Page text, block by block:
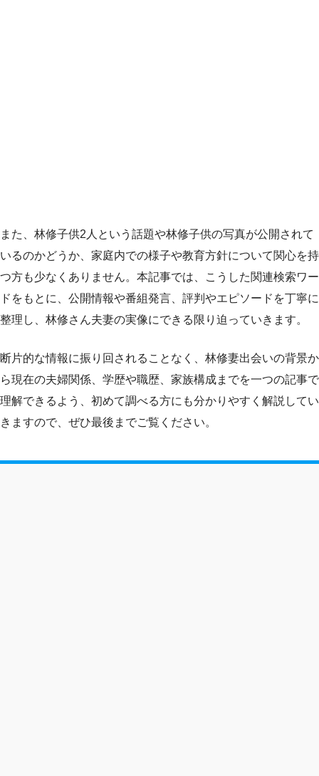
また、林修子供2人という話題や林修子供の写真が公開されて
いるのかどうか、家庭内での様子や教育方針について関心を持
つ方も少なくありません。本記事では、こうした関連検索ワー
ドをもとに、公開情報や番組発言、評判やエピソードを丁寧に
整理し、林修さん夫妻の実像にできる限り迫っていきます。
断片的な情報に振り回されることなく、林修妻出会いの背景か
ら現在の夫婦関係、学歴や職歴、家族構成までを一つの記事で
理解できるよう、初めて調べる方にも分かりやすく解説してい
きますので、ぜひ最後までご覧ください。